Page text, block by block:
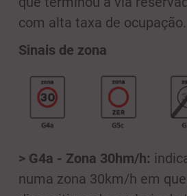
com alta taxa de ocupação.
Sinais de zona
> G4a - Zona 30hm/h:
numa zona 30km/h em